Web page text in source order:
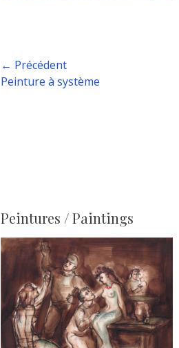
Navigation
de
← Précédent
Article
Peinture à système
Peintures / Paintings